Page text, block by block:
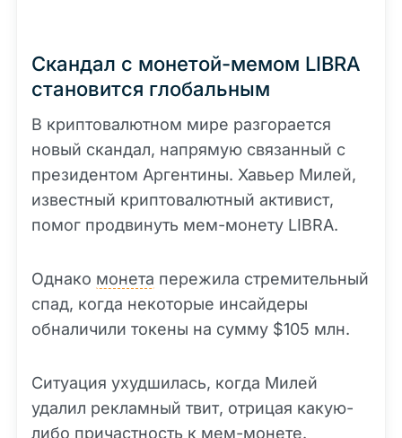
Скандал с монетой-мемом LIBRA
становится глобальным
В криптовалютном мире разгорается
новый скандал, напрямую связанный с
президентом Аргентины. Хавьер Милей,
известный криптовалютный активист,
помог продвинуть мем-монету LIBRA.
Однако монета пережила стремительный
спад, когда некоторые инсайдеры
обналичили токены на сумму $105 млн.
Ситуация ухудшилась, когда Милей
удалил рекламный твит, отрицая какую-
либо причастность к мем-монете.